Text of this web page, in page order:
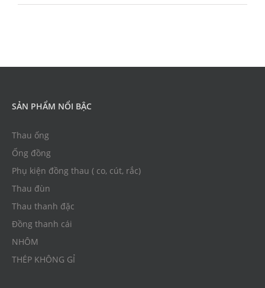
SẢN PHẨM NỔI BẬC
Thau ống
Ống đồng
Phụ kiện đồng thau ( co, cút, rắc)
Thau đùn
Thau thanh đặc
Đồng thanh cái
NHÔM
THÉP KHÔNG GỈ